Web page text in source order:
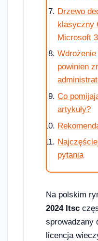
Drzewo
klasyczny
Microsoft
powinien
Co
artykuły?
pytania
Na polskim
2024 ltsc
sprowadzany
licencja